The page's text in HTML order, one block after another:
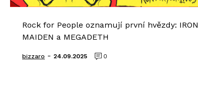
Rock for People oznamují první hvězdy: IRON
MAIDEN a MEGADETH
bizzaro - 24.09.2025 0